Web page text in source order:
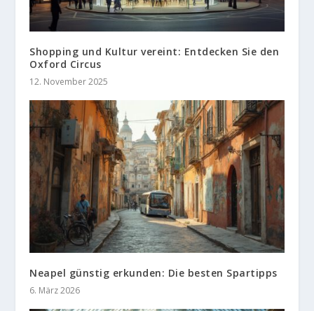
Shopping und Kultur vereint: Entdecken Sie den
Oxford Circus
12. November 2025
Neapel günstig erkunden: Die besten Spartipps
6. März 2026